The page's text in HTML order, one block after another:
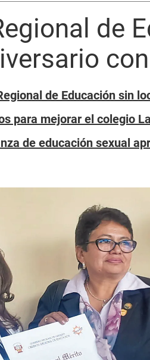
de
de Educación sin
para mejorar el colegio
de educación sexual